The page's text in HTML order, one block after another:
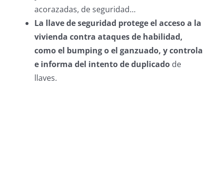
acorazadas, de seguridad…
La llave de seguridad protege el acceso a la
vivienda contra ataques de habilidad,
como el bumping o el ganzuado, y controla
e informa del intento de duplicado de
llaves.